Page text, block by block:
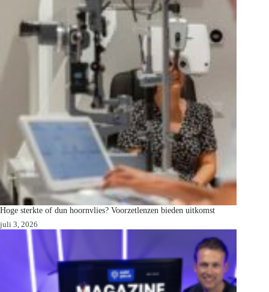
Hoge sterkte of dun hoornvlies? Voorzetlenzen bieden uitkomst
juli 3, 2026